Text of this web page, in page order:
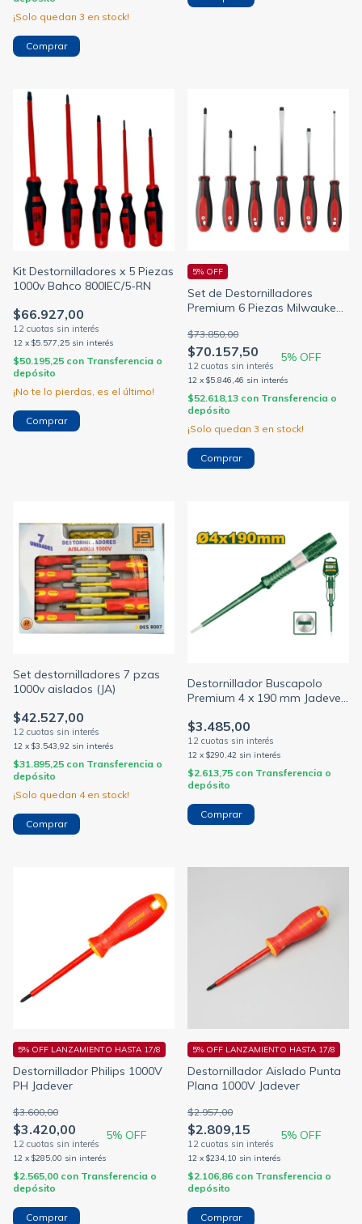
¡Solo quedan 3 en stock!
Kit Destornilladores x 5 Piezas
1000v Bahco 800IEC/5-RN
$66.927,00
12 x $5.577,25 sin interés
$50.195,25 con Transferencia o
depósito
¡No te lo pierdas, es el último!
Set de Destornilladores
Premium 6 Piezas Milwaukee
$70.157,50
$73.850,00
5% OFF
12 x $5.846,46 sin interés
5% OFF
$52.618,13 con Transferencia o
depósito
¡Solo quedan 3 en stock!
Set destornilladores 7 pzas
1000v aislados (JA)
$42.527,00
12 x $3.543,92 sin interés
$31.895,25 con Transferencia o
depósito
¡Solo quedan 4en stock!
Destornillador Buscapolo
Premium 4 x 190 mm Jadever
$3.485,00
12 x $290,42 sin interés
$2.613,75 con Transferencia o
depósito
Destornillador Philips 1000V
PH Jadever
$3.420,00
$3.600,00
5% OFF
12 x $285,00 sin interés
5% OFF LANZAMIENTO HASTA 17/8
$2.565,00 con Transferencia o
depósito
Comprar
Destornillador Aislado Punta
Plana 1000V Jadever
$2.809,15
$2.957,00
5% OFF
12 x $234,10 sin interés
5% OFF LANZAMIENTO HASTA 17/8
$2.106,86 con Transferencia o
depósito
Comprar